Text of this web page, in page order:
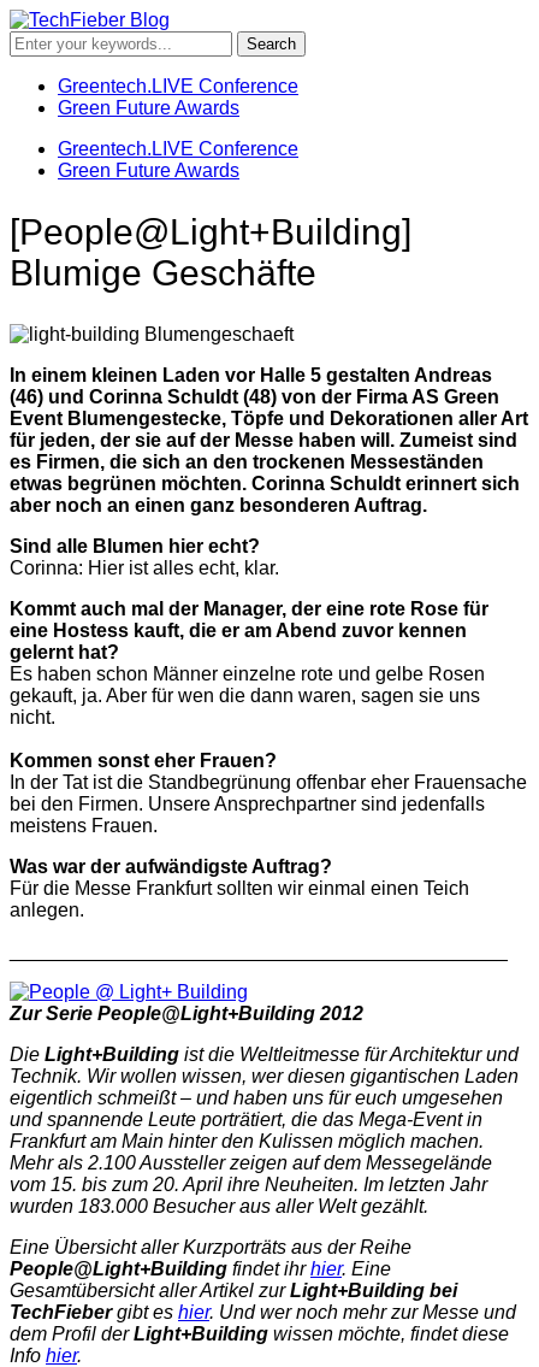
Greentech.LIVE Conference
Green Future Awards
Greentech.LIVE Conference
Green Future Awards
[People@Light+Building]
Blumige Geschäfte
In einem kleinen Laden vor Halle 5 gestalten Andreas
(46) und Corinna Schuldt (48) von der Firma AS Green
Event Blumengestecke, Töpfe und Dekorationen aller Art
für jeden, der sie auf der Messe haben will. Zumeist sind
es Firmen, die sich an den trockenen Messeständen
etwas begrünen möchten. Corinna Schuldt erinnert sich
aber noch an einen ganz besonderen Auftrag.
Sind alle Blumen hier echt?
Corinna: Hier ist alles echt, klar.
Kommt auch mal der Manager, der eine rote Rose für
eine Hostess kauft, die er am Abend zuvor kennen
gelernt hat?
Es haben schon Männer einzelne rote und gelbe Rosen
gekauft, ja. Aber für wen die dann waren, sagen sie uns
nicht.
Kommen sonst eher Frauen?
In der Tat ist die Standbegrünung offenbar eher Frauensache
bei den Firmen. Unsere Ansprechpartner sind jedenfalls
meistens Frauen.
Was war der aufwändigste Auftrag?
Für die Messe Frankfurt sollten wir einmal einen Teich
anlegen.
Zur Serie People@Light+Building 2012
Die Light+Building ist die Weltleitmesse für Architektur und
Technik. Wir wollen wissen, wer diesen gigantischen Laden
eigentlich schmeißt – und haben uns für euch umgesehen
und spannende Leute porträtiert, die das Mega-Event in
Frankfurt am Main hinter den Kulissen möglich machen.
Mehr als 2.100 Aussteller zeigen auf dem Messegelände
vom 15. bis zum 20. April ihre Neuheiten. Im letzten Jahr
wurden 183.000 Besucher aus aller Welt gezählt.
Eine Übersicht aller Kurzporträts aus der Reihe
People@Light+Building findet ihrhier. Eine
Gesamtübersicht aller Artikel zurLight+Building bei
TechFiebergibt es hier. Und wer noch mehr zur Messe und
dem Profil derLight+Building wissen möchte, findet diese
Info hier.